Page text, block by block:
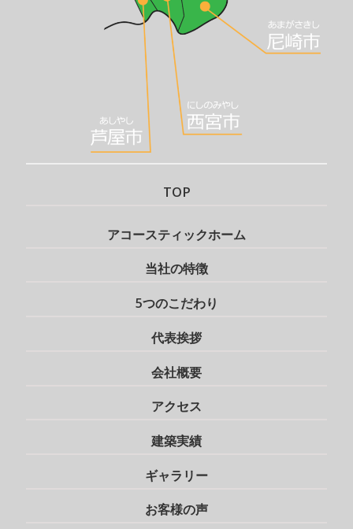
TOP
アコースティックホーム
当社の特徴
5つのこだわり
代表挨拶
会社概要
アクセス
建築実績
ギャラリー
お客様の声